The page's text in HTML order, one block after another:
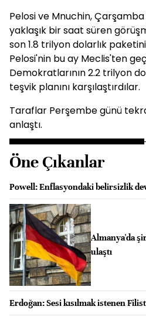
Pelosi ve Mnuchin,
yaklaşık bir saat süren
son 1.8 trilyon dolarlık
Pelosi'nin bu ay Meclis'ten
Demokratlarının 2.2 trilyon
teşvik planını karşılaştırdılar.
Taraflar Perşembe günü
anlaştı.
Öne Çıkanlar
Powell: Enflasyondaki belirsizlik
Almanya'da
ulaştı
Erdoğan: Sesi kısılmak istenen